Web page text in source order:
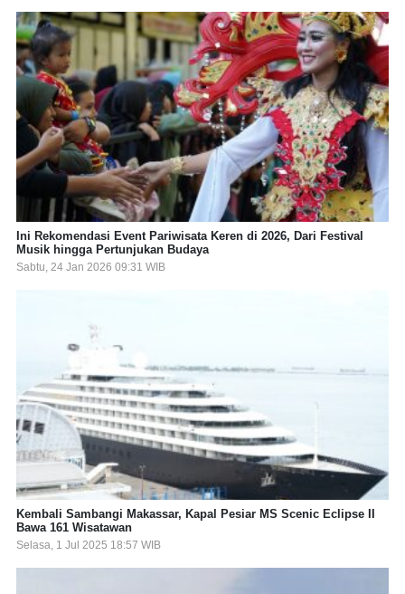
Ini Rekomendasi Event Pariwisata Keren di 2026, Dari Festival
Musik hingga Pertunjukan Budaya
Sabtu, 24 Jan 2026 09:31 WIB
Kembali Sambangi Makassar, Kapal Pesiar MS Scenic Eclipse II
Bawa 161 Wisatawan
Selasa, 1 Jul 2025 18:57 WIB